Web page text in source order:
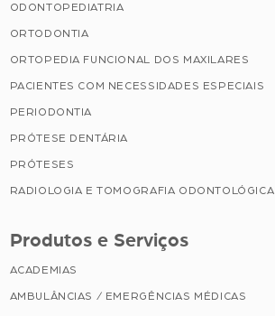
ODONTOPEDIATRIA
ORTODONTIA
ORTOPEDIA FUNCIONAL DOS MAXILARES
PACIENTES COM NECESSIDADES ESPECIAIS
PERIODONTIA
PRÓTESE DENTÁRIA
PRÓTESES
RADIOLOGIA E TOMOGRAFIA ODONTOLÓGICA
Produtos e Serviços
ACADEMIAS
AMBULÂNCIAS / EMERGÊNCIAS MÉDICAS